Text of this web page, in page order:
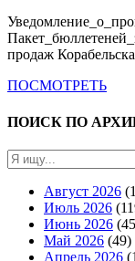
продаж
ПОСМОТРЕТЬ
ПОИСК ПО
Август 2026
Июль 2026
Июнь 2026
Май 2026 (49)
Апрель 2026